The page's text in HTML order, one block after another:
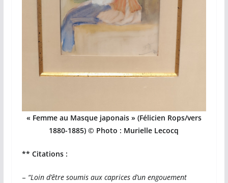
« Femme au Masque japonais » (Félicien Rops/vers
1880-1885) © Photo : Murielle Lecocq
** Citations :
– “Loin d’être soumis aux caprices d’un engouement